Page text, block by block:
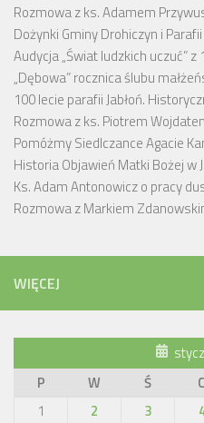
Rozmowa z ks. Adamem
Dożynki Gminy Drohiczyn i
Audycja „Świat ludzkich uczuć” z
„Dębowa” rocznica ślubu
100 lecie parafii Jabłoń.
Rozmowa z ks. Piotrem
Pomóżmy Siedlczance Agacie
Historia Objawień Matki Bożej w
Ks. Adam Antonowicz o pracy
Rozmowa z Markiem
WIĘCEJ
P
W Ś C
1
2 3